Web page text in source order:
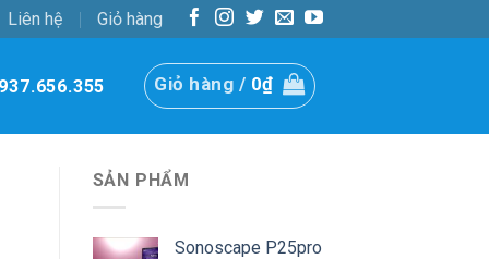
Liên hệ Giỏ hàng
Giỏ hàng / 0₫
SẢN PHẨM
Sonoscape P25pro